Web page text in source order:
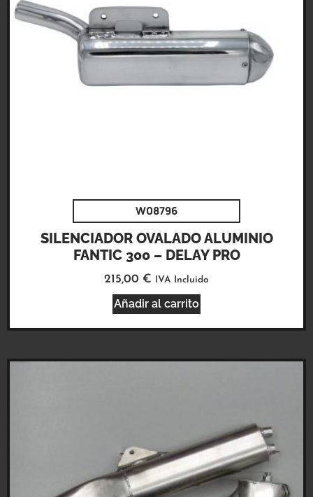
W08796
SILENCIADOR OVALADO ALUMINIO
FANTIC 300 – DELAY PRO
215,00 € IVA Incluido
Añadir al carrito